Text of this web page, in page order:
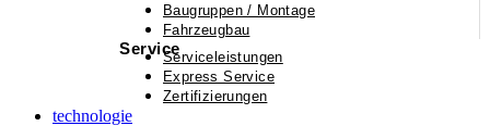
Baugruppen / Montage
Fahrzeugbau
ServiceServiceleistungen
Express Service
Zertifizierungen
technologie